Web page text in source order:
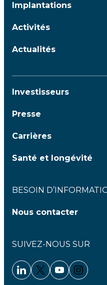
Implantations
Activités
Actualités
Investisseurs
Presse
Carrières
Santé et longévité
BESOIN
Nous contacter
SUIVEZ-NOUS SUR
Linkedin - Clariane
Twitter -Youtube -